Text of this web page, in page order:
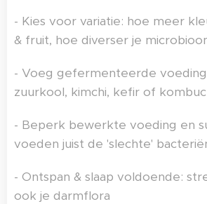
- Kies voor variatie: hoe meer
& fruit, hoe diverser je
- Voeg gefermenteerde
zuurkool, kimchi, kefir of
- Beperk bewerkte voeding en
voeden juist de 'slechte'
- Ontspan & slaap voldoende:
ook je darmflora